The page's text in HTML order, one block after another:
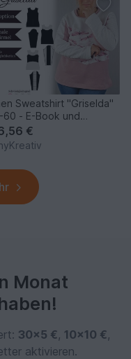
Sweatshirt "Griselda"
60 - E-Book und
€
Monat
30×5 €, 10×10 €,
aktivieren.